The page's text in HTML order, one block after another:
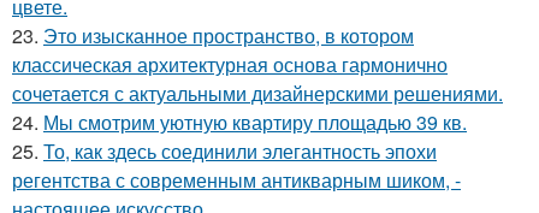
цвете.
23. Это изысканное пространство, в котором
классическая архитектурная основа гармонично
сочетается с актуальными дизайнерскими решениями.
24. Мы смотрим уютную квартиру площадью 39 кв.
25. То, как здесь соединили элегантность эпохи
регентства с современным антикварным шиком, -